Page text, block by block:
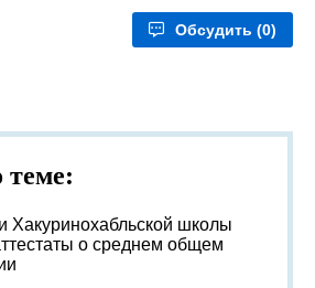
Обсудить (0)
Хакуринохабльской школы
о среднем общем